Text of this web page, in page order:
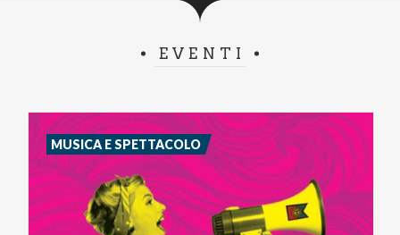
EVENTI
MUSICA E SPETTACOLO